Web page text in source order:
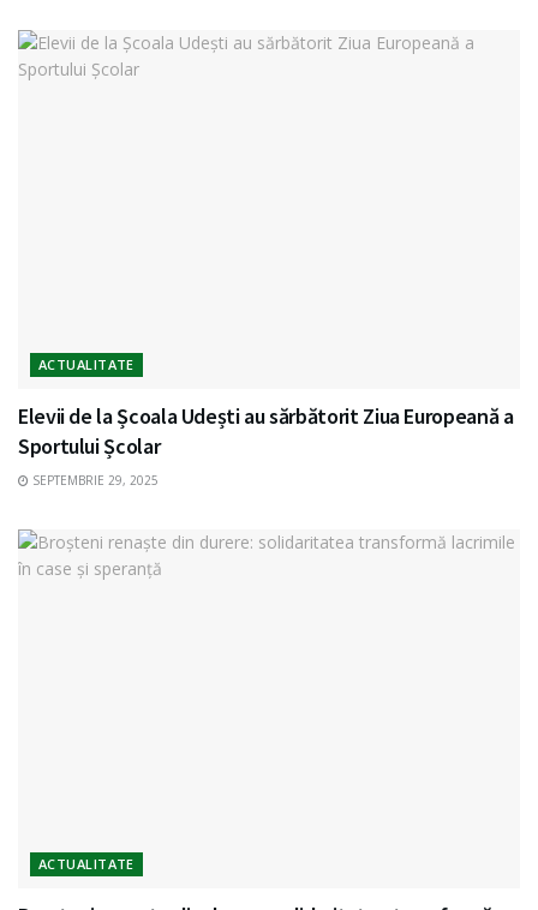
ACTUALITATE
Elevii de la Școala Udești au sărbătorit Ziua Europeană a
Sportului Școlar
SEPTEMBRIE 29, 2025
ACTUALITATE